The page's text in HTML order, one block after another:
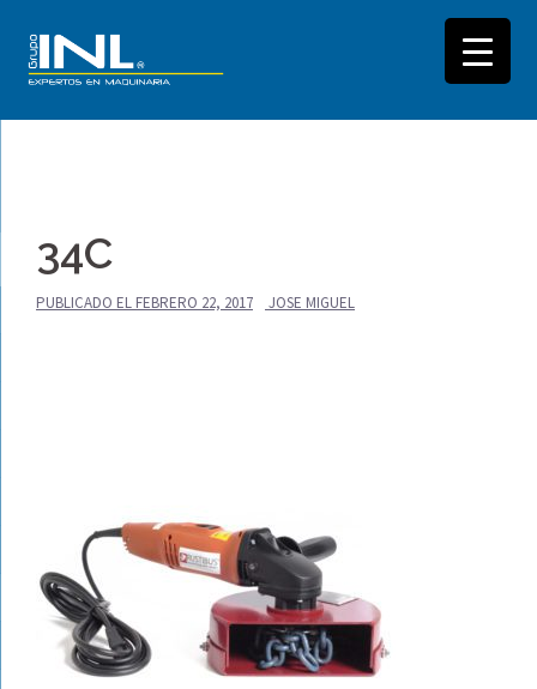
contenido
34C
PUBLICADO EL FEBRERO 22, 2017 JOSE MIGUEL